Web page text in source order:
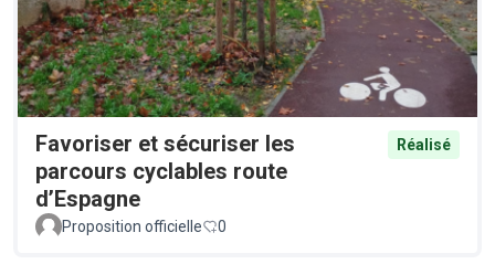
Favoriser et sécuriser les
parcours cyclables route
d’Espagne
Réalisé
Proposition officielle 0